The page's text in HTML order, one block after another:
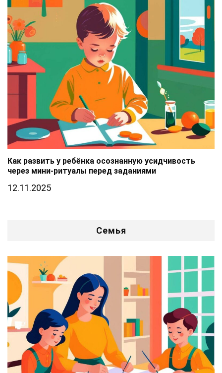
Как развить у ребёнка осознанную усидчивость
через мини-ритуалы перед заданиями
12.11.2025
Семья